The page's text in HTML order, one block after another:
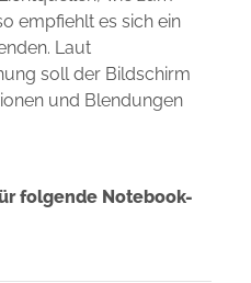
empfiehlt es sich ein
Laut
soll der Bildschirm
und Blendungen
folgende Notebook-